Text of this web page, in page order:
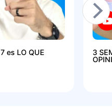
es LO QUE
3